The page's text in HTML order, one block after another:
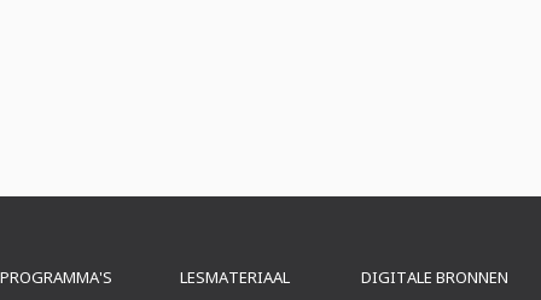
PROGRAMMA'S
LESMATERIAAL
DIGITALE BRONNEN